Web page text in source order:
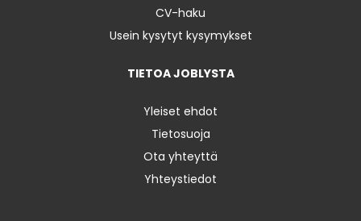
CV-haku
Usein kysytyt kysymykset
TIETOA JOBLYSTA
Yleiset ehdot
Tietosuoja
Ota yhteyttä
Yhteystiedot